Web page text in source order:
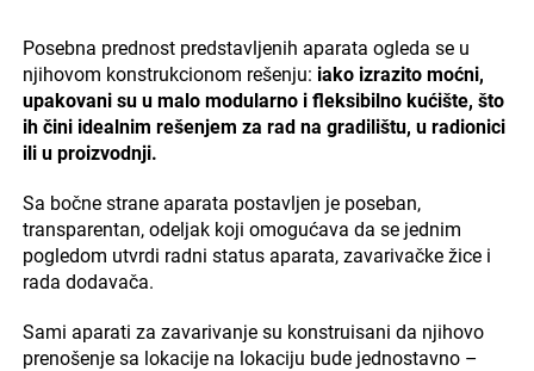
Posebna prednost predstavljenih aparata ogleda se u
njihovom konstrukcionom rešenju: iako izrazito moćni,
upakovani su u malo modularno i fleksibilno kućište, što
ih čini idealnim rešenjem za rad na gradilištu, u radionici
ili u proizvodnji.
Sa bočne strane aparata postavljen je poseban,
transparentan, odeljak koji omogućava da se jednim
pogledom utvrdi radni status aparata, zavarivačke žice i
rada dodavača.
Sami aparati za zavarivanje su konstruisani da njihovo
prenošenje sa lokacije na lokaciju bude jednostavno –